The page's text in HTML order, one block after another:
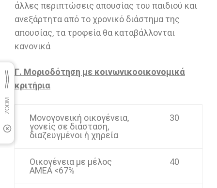
άλλες περιπτώσεις απουσίας του παιδιού και
ανεξάρτητα από το χρονικό διάστημα της
απουσίας, τα τροφεία θα καταβάλλονται
κανονικά
Γ. Μοριοδότηση με κοινωνικοοικονομικά
κριτήρια
Μονογονεική οικογένεια,
γονείς σε διάσταση,
διαζευγμένοι ή χηρεία
30
Οικογένεια με μέλος
ΑΜΕΑ <67%
40